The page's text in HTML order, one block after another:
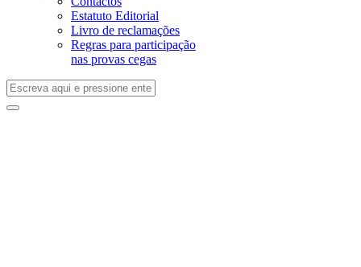
Estatuto Editorial
Livro de reclamações
Regras para participação
nas provas cegas